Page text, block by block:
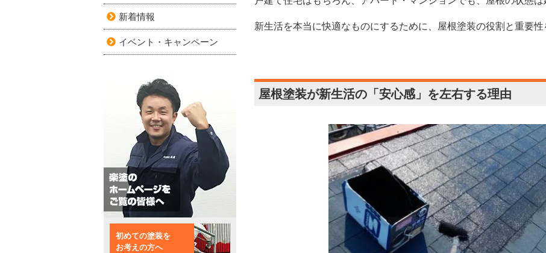
新生活を本当に快適なものにするために、屋根塗装の役割と重要
屋根塗装が新生活の「安心感」を左右する理由
新着情報
イベント・キャンペーン
初めての塗装を
お考えの方へ